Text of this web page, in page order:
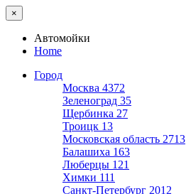
×
Автомойки
Home
Город
Москва 4372
Зеленоград 35
Щербинка 27
Троицк 13
Московская область 2713
Балашиха 163
Люберцы 121
Химки 111
Санкт-Петербург 2012